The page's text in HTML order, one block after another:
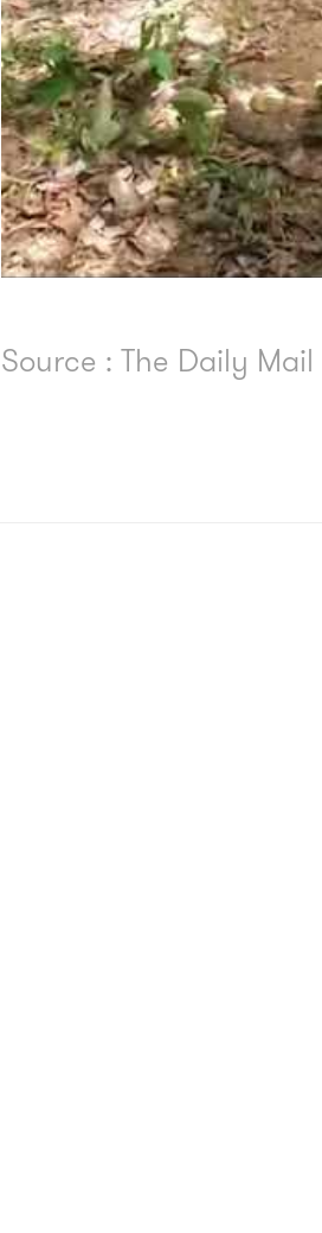
Source : The Daily Mail